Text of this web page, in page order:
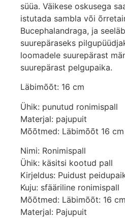
süüa. Väikese oskusega
istutada sambla või
Bucephalandraga, ja
suurepäraseks
loomadele suurepärast
suurepärast pelgupaika.
Läbimõõt: 16 cm
Ühik: punutud ronimispall
Materjal: pajupuit
Mõõtmed: Läbimõõt 16 cm
Nimi: Ronimispall
Ühik: käsitsi kootud pall
Kirjeldus: Puidust
Kuju: sfääriline ronimispall
Mõõtmed: Läbimõõt: 16 cm
Materjal: Pajupuit